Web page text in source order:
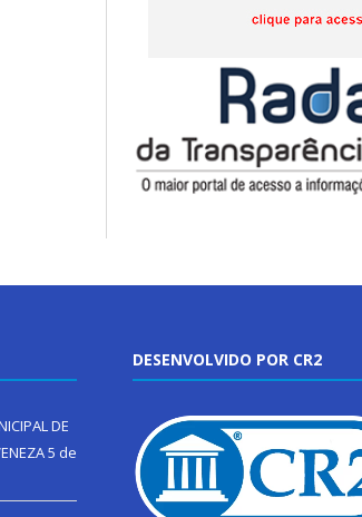
DE
5 de
DESENVOLVIDO POR CR2